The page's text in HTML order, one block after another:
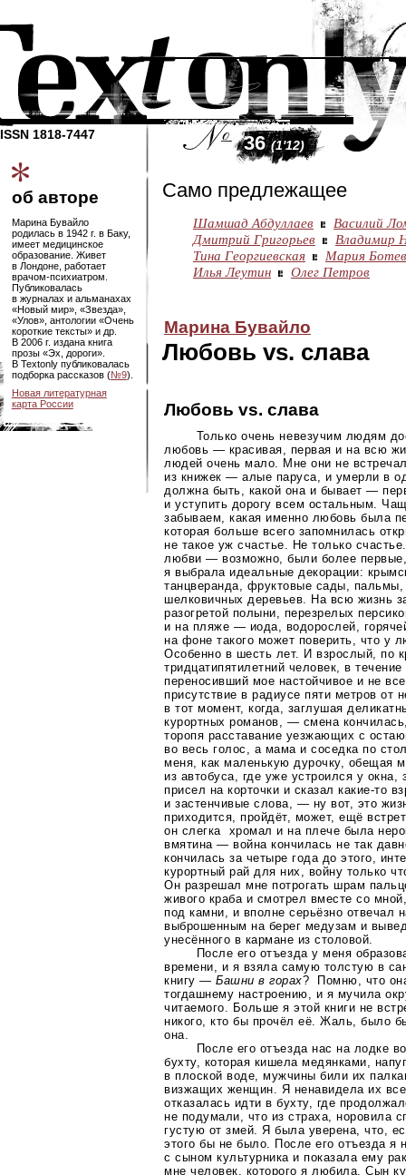
ISSN 1818-7447
об авторе
Марина Бувайло
родилась в 1942 г. в Баку,
имеет медицинское
образование. Живет
в Лондоне, работает
врачом-психиатром
Публиковалась
в журналах и альманахах
«Новый мир», «Звезда»,
«Улов», антологии «Очень
короткие тексты» и др.
В 2006 г. издана книга
прозы «Эх, дороги».
В Textonly публиковалась
подборка рассказов (№9).
Новая литературная
карта России
36(1'12)
Само предлежащее
Шамшад Абдуллаев
Василий
Дмитрий Григорьев
Владимир
Тина Георгиевская
Мария
Илья Леутин
Олег Петров
Марина Бувайло
Любовь vs. слава
Любовь vs. слава
Только очень невезучим людям
любовь — красивая, первая и на всю
людей очень мало. Мне они не
из книжек — алые паруса, и умерли в
должна быть, какой она и бывает —
и уступить дорогу всем остальным.
забываем, какая именно любовь была
которая больше всего запомнилась
не такое уж счастье. Не только
любви — возможно, были более
я выбрала идеальные декорации:
танцверанда, фруктовые сады, пальмы,
шелковичных деревьев. На всю жизнь
разогретой полыни, перезрелых
и на пляже — иода, водорослей,
на фоне такого может поверить, что у
Особенно в шесть лет. И взрослый, по
тридцатипятилетний человек, в
переносивший мое настойчивое и не
присутствие в радиусе пяти метров от
в тот момент, когда, заглушая
курортных романов, — смена
торопя расставание уезжающих с
во весь голос, а мама и соседка по
меня, как маленькую дурочку, обещая
из автобуса, где уже устроился у окна,
присел на корточки и сказалкакие-то
и застенчивые слова, — ну вот, это
приходится, пройдёт, может, ещё
он слегка хромал и на плече была
вмятина — война кончилась не так
кончилась за четыре года до этого,
курортный рай для них, войну только
Он разрешал мне потрогать шрам
живого краба и смотрел вместе со
под камни, и вполне серьёзно отвечал
выброшенным на берег медузам и
унесённого в кармане из столовой.
После его отъезда у меня
времени, и я взяла самую толстую в
книгу —Башни в горах? Помню, что
тогдашнему настроению, и я мучила
читаемого. Больше я этой книги не
никого, кто бы прочёл её. Жаль, было
она.
После его отъезда нас на лодке
бухту, которая кишела медянками,
в плоской воде, мужчины били их
визжащих женщин. Я ненавидела их
отказалась идти в бухту, где
не подумали, что из страха, норовила
густую от змей. Я была уверена, что,
этого бы не было. После его отъезда я
с сыном культурника и показала ему
мне человек, которого я любила. Сын